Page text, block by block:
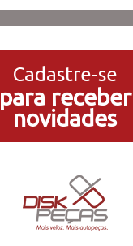
no Cartão de Crédito
5% de Desconto
no Pagamento PIX
Em Nossas Lojas Físicas
Cadastre-se
para receber
novidades